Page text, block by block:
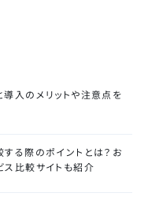
入のメリットや注意点を
る際のポイントとは？お
比較サイトも紹介